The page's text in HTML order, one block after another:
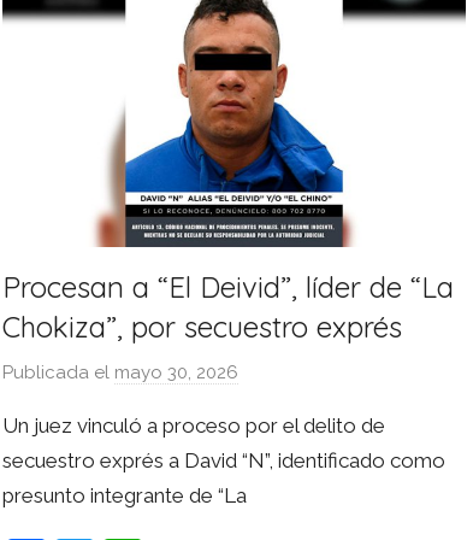
a
Procesan a “El Deivid”, líder de “La
Chokiza”, por secuestro exprés
Publicada el mayo 30, 2026
r
S
í
Un juez vinculó a proceso por el delito de
secuestro exprés a David “N”, identificado como
presunto integrante de “La